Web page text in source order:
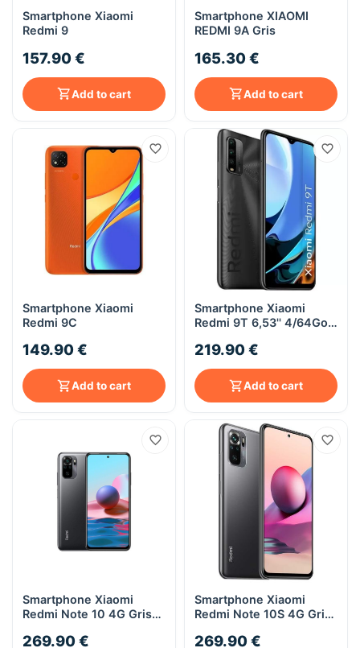
Smartphone Xiaomi
Redmi 9
157.90 €
Add to cart
Smartphone XIAOMI
REDMI 9A Gris
165.30 €
Add to cart
Smartphone Xiaomi
Redmi 9C
149.90 €
Add to cart
Smartphone Xiaomi
Redmi 9T 6,53'' 4/64Go
219.90 €
Add to cart
Smartphone Xiaomi
Redmi Note 10 4G Gris
269.90 €
Smartphone Xiaomi
Redmi Note 10S 4G Gris
269.90 €